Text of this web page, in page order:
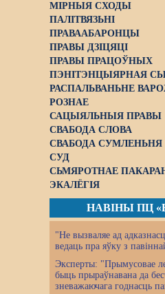
МІРНЫЯ СХОДЫ
ПАЛІТВЯЗЬНІ
ПРАВААБАРОНЦЫ
ПРАВЫ ДЗІЦЯЦІ
ПРАВЫ ПРАЦОЎНЫХ
ПЭНІТЭНЦЫЯРНАЯ
РАСПАЛЬВАНЬНЕ
РОЗНАЕ
САЦЫЯЛЬНЫЯ ПРАВЫ
СВАБОДА СЛОВА
СВАБОДА СУМЛЕНЬНЯ
СУД
СЬМЯРОТНАЕ
ЭКАЛЁГІЯ
НАВІНЫ ПЦ
"Не вызваляе ад
ведаць пра яўку з
Эксперты: "Прымусовае
быць прыраўнавана да
зневажаючага годнасць